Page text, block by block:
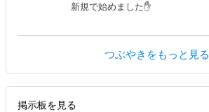
新規で始めました✋
つぶやきをもっと見る
掲示板を見る